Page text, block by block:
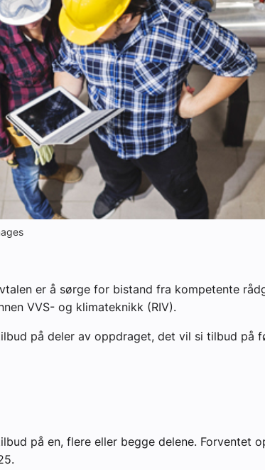
er å sørge for bistand fra kompetente
VVS- og klimateknikk (RIV).
på deler av oppdraget, det vil si tilbud på
på en, flere eller begge delene. Forventet